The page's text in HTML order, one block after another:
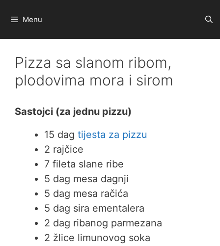
Menu
Pizza sa slanom ribom,
plodovima mora i sirom
Sastojci (za jednu pizzu)
15 dag tijesta za pizzu
2 rajčice
7 fileta slane ribe
5 dag mesa dagnji
5 dag mesa račića
5 dag sira ementalera
2 dag ribanog parmezana
2 žlice limunovog soka